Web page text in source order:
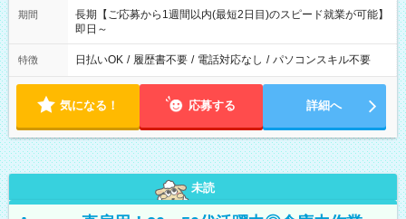
期間
長期【ご応募から1週間以内(最短2日目)のスピード就業が可能】
即日～
特徴 日払いOK / 履歴書不要 / 電話対応なし / パソコンスキル不要
気になる！ 応募する 詳細へ
未読